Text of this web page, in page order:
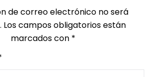
de correo electrónico no será
Los campos obligatorios están
marcados con *